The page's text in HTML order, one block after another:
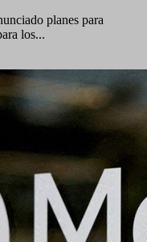
planes para
los...